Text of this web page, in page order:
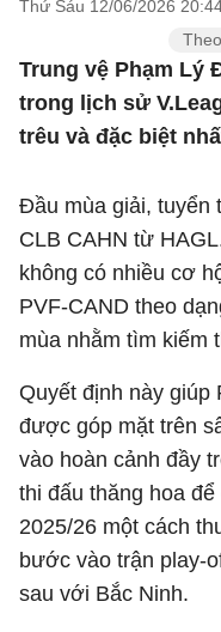
Thứ Sáu 12/06/2026
Trung vệ Phạm Lý
trong lịch sử
trêu và đặc biệt
Đầu mùa giải, tuyển
CLB CAHN từ
không có nhiều cơ
PVF-CAND theo
mùa nhằm tìm kiếm
Quyết định này
được góp mặt trên
vào hoàn cảnh đầy
thi đấu thăng hoa
2025/26 một cách
bước vào trận play-
sau với Bắc Ninh.